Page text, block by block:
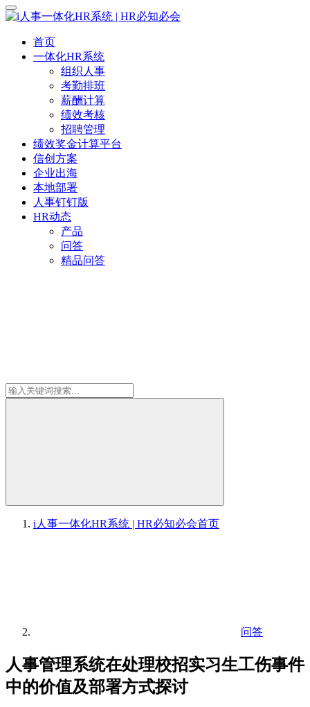
首页
一体化HR系统
组织人事
考勤排班
薪酬计算
绩效考核
招聘管理
绩效奖金计算平台
信创方案
企业出海
本地部署
人事钉钉版
HR动态
产品
问答
精品问答
i人事一体化HR系统 | HR必知必会首页
问答
人事管理系统在处理校招实习生工伤事件
中的价值及部署方式探讨